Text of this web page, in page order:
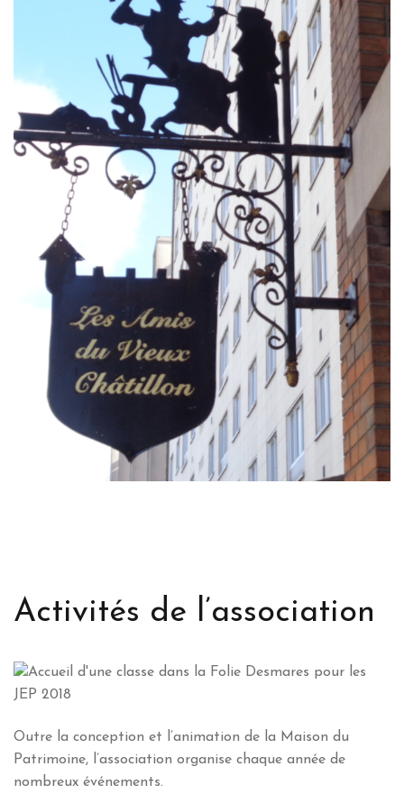
Activités de l’association
Outre la conception et l’animation de la Maison du
Patrimoine, l’association organise chaque année de
nombreux événements.